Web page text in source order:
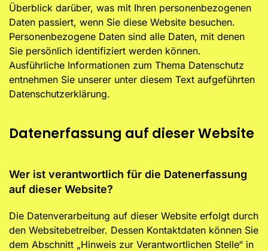
Überblick darüber, was mit Ihren personenbezogenen
Daten passiert, wenn Sie diese Website besuchen.
Personenbezogene Daten sind alle Daten, mit denen
Sie persönlich identifiziert werden können.
Ausführliche Informationen zum Thema Datenschutz
entnehmen Sie unserer unter diesem Text aufgeführten
Datenschutzerklärung.
Datenerfassung auf dieser Website
Wer ist verantwortlich für die Datenerfassung
auf dieser Website?
Die Datenverarbeitung auf dieser Website erfolgt durch
den Websitebetreiber. Dessen Kontaktdaten können Sie
dem Abschnitt „Hinweis zur Verantwortlichen Stelle“ in